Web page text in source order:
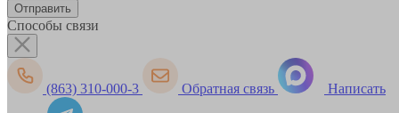
Способы связи
(863) 310-000-3 Обратная связь Написать